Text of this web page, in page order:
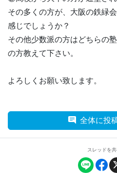
その多くの方が、大阪の鉄緑
感じでしょうか？
その他少数派の方はどちらの
の方教えて下さい。
よろしくお願い致します。
全体に投
スレッドを